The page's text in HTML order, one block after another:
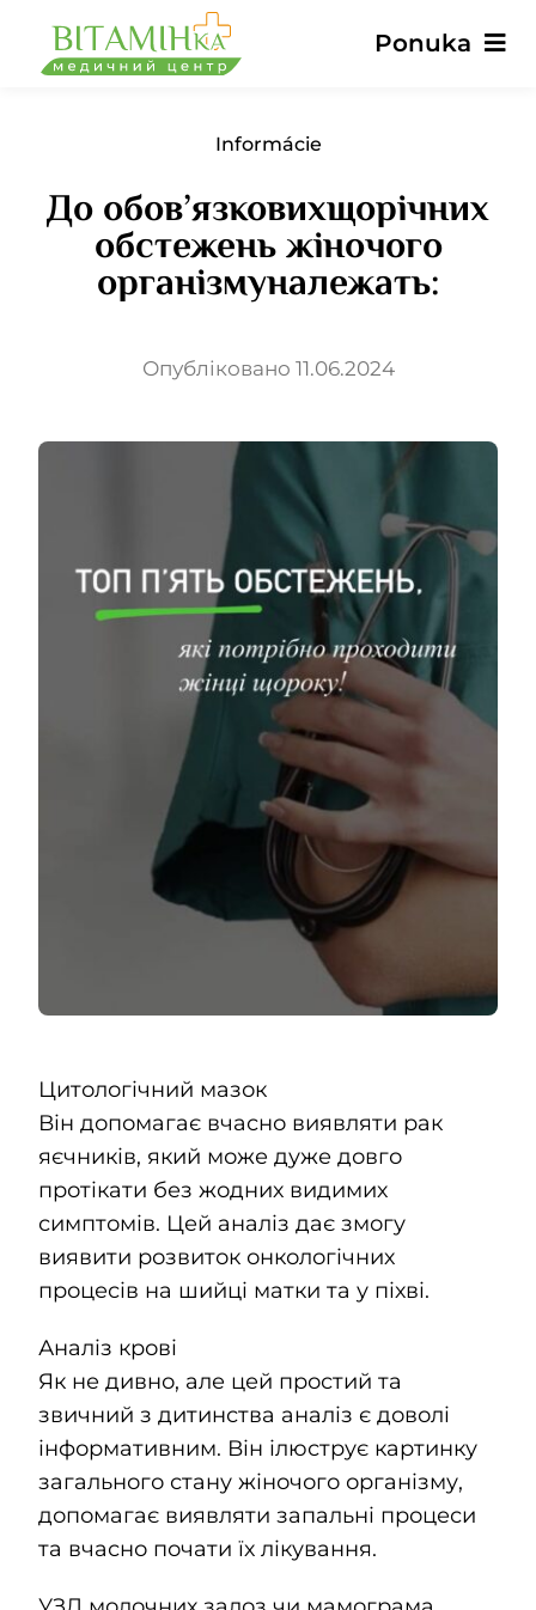
obsah
Ponuka
Hlavné
Služby
Lekári
Ceny
Recenzie
Správy
Kontakty
SK
Informácie
До обов’язковихщорічних
обстежень жіночого
організмуналежать:
Опубліковано 11.06.2024
Цитологічний мазок
Він допомагає вчасно виявляти рак
яєчників, який може дуже довго
протікати без жодних видимих
симптомів. Цей аналіз дає змогу
виявити розвиток онкологічних
процесів на шийці матки та у піхві.
Аналіз крові
Як не дивно, але цей простий та
звичний з дитинства аналіз є доволі
інформативним. Він ілюструє картинку
загального стану жіночого організму,
допомагає виявляти запальні процеси
та вчасно почати їх лікування.